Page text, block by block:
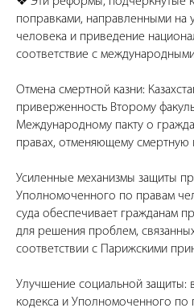
поправками, направленными на
человека и приведение
соответствие с
Отмена смертной казни:
приверженность Второму
Международному пакту о
правах, отменяющему смертную
Усиленные механизмы защиты
Уполномоченного по правам
суда обеспечивает гражданам
для решения проблем,
соответствии с Парижскими
Улучшение социальной защиты:
кодекса и Уполномоченного по